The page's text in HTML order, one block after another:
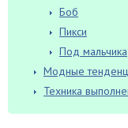
Боб
Пикси
Под мальчика
Модные
Техника